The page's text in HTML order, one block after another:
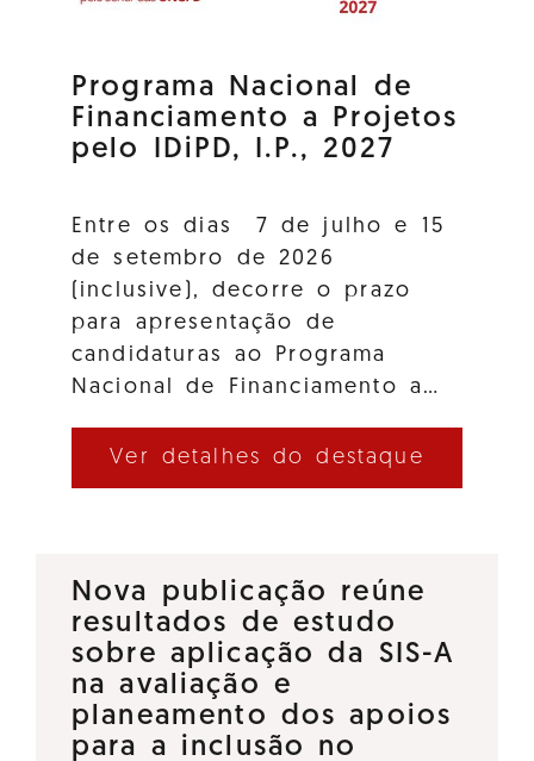
Programa Nacional de
Financiamento a Projetos
pelo IDiPD, I.P., 2027
Entre os dias 7 de julho e 15
de setembro de 2026
(inclusive), decorre o prazo
para apresentação de
candidaturas ao Programa
Nacional de Financiamento a…
Ver detalhes do destaque
Nova publicação reúne
resultados de estudo
sobre aplicação da SIS-A
na avaliação e
planeamento dos apoios
para a inclusão no